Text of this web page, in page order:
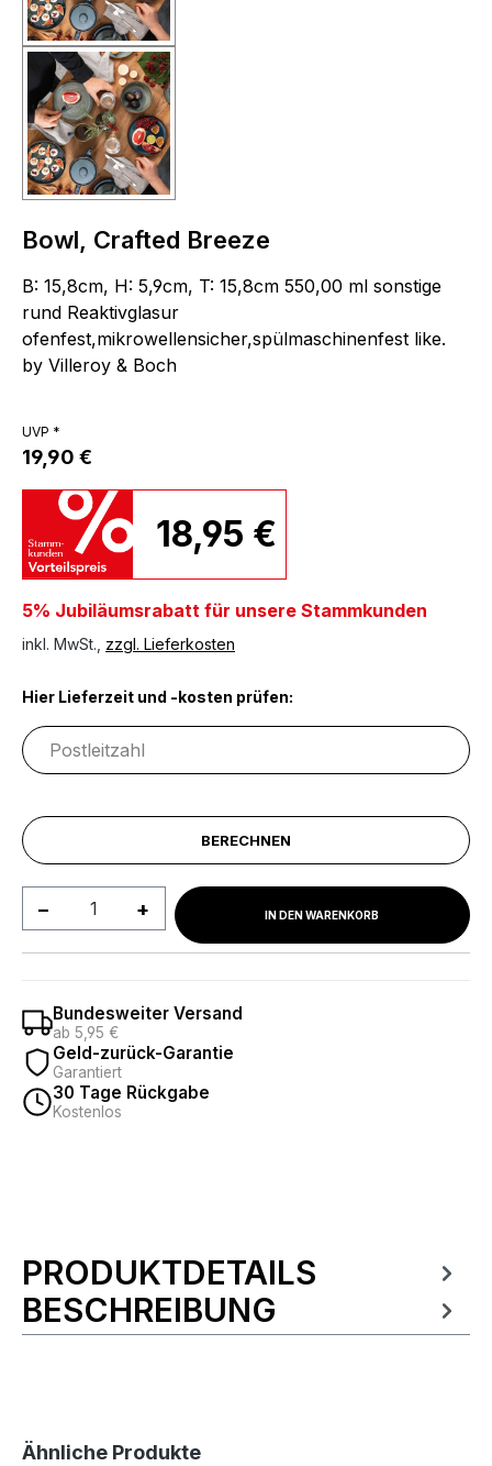
Bowl, Crafted Breeze
B: 15,8cm, H: 5,9cm, T: 15,8cm 550,00 ml sonstige
rund Reaktivglasur
ofenfest,mikrowellensicher,spülmaschinenfest like.
by Villeroy & Boch
UVP *
19,90 €
18,95 €
5% Jubiläumsrabatt für unsere Stammkunden
inkl. MwSt., zzgl. Lieferkosten
Hier Lieferzeit und -kosten prüfen:
BERECHNEN
Produkt Anzahl: Gib denIN DEN WARENKORB
Bundesweiter Versand
ab 5,95 €
Geld-zurück-Garantie
Garantiert
30 Tage Rückgabe
Kostenlos
Produktinformationen
PRODUKTDETAILS
BESCHREIBUNG
Produktgalerie überspringen
Ähnliche Produkte